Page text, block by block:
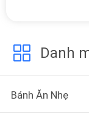
Danh
Bánh Ăn Nhẹ